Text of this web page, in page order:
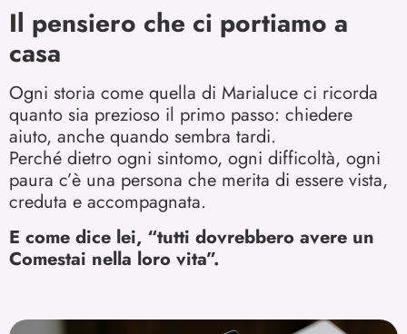
Il pensiero che ci portiamo a
casa
Ogni storia come quella di Marialuce ci ricorda
quanto sia prezioso il primo passo: chiedere
aiuto, anche quando sembra tardi.
Perché dietro ogni sintomo, ogni difficoltà, ogni
paura c’è una persona che merita di essere vista,
creduta e accompagnata.
E come dice lei, “tutti dovrebbero avere un
Comestai nella loro vita”.